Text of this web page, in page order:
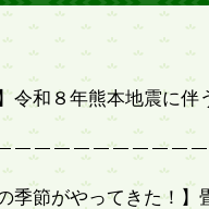
令和８年熊本地震に
季節がやってきた！